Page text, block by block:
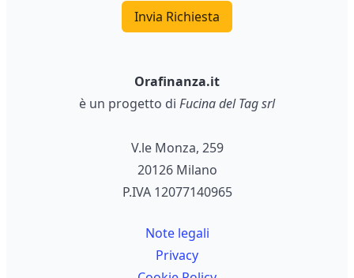
Invia Richiesta
Orafinanza.it
è un progetto di Fucina del Tag srl
V.le Monza, 259
20126 Milano
P.IVA 12077140965
Note legali
Privacy